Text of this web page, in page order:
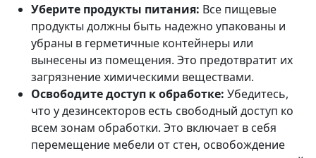
Уберите продукты питания: Все пищевые
продукты должны быть надежно упакованы и
убраны в герметичные контейнеры или
вынесены из помещения. Это предотвратит их
загрязнение химическими веществами.
Освободите доступ к обработке: Убедитесь,
что у дезинсекторов есть свободный доступ ко
всем зонам обработки. Это включает в себя
перемещение мебели от стен, освобождение